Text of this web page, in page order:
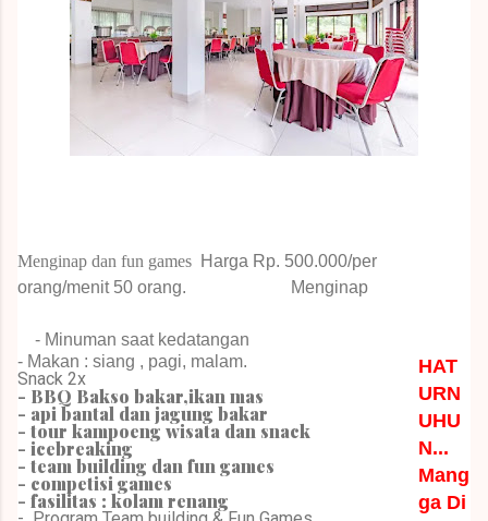
Menginap dan fun games Harga Rp. 500.000/per
orang/menit 50 orang.
Menginap
- Minuman saat kedatangan
- Makan : siang , pagi, malam.
Snack 2x
- BBQ Bakso bakar,ikan mas
- api bantal dan jagung bakar
- tour kampoeng wisata dan snack
- icebreaking
- team building dan fun games
- competisi games
- fasilitas : kolam renang
HAT
URN
UHU
N...
Mang
ga Di